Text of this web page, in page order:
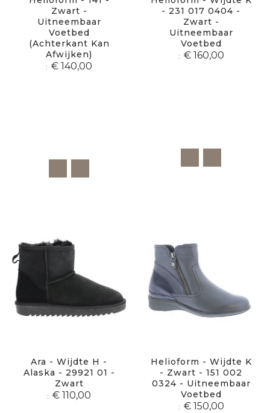
Zwart -
Uitneembaar
Voetbed
(achterkant Kan
Afwijken)
€ 140,00
- 231 017 0404 -
Zwart -
Uitneembaar
Voetbed
€ 160,00
Ara - Wijdte H -
Alaska - 29921 01 -
Zwart
€ 110,00
Helioform - Wijdte K
- Zwart - 151 002
0324 - Uitneembaar
Voetbed
€ 150,00